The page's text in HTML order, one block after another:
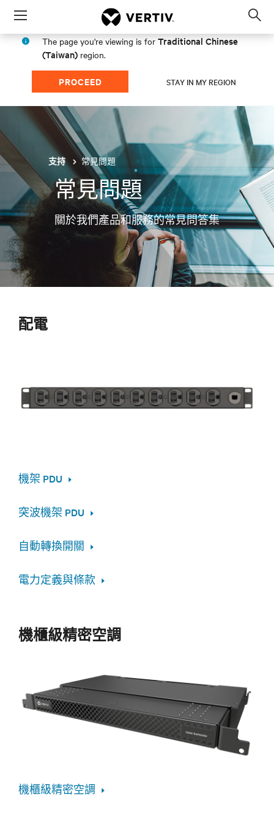
Menu
The page you're viewing is for Traditional Chinese
(Taiwan) region.
PROCEED STAY IN MY REGION
支持 常見問題
常見問題
關於我們產品和服務的常見問答集
配電
機架 PDU
突波機架 PDU
自動轉換開關
電力定義與條款
機櫃級精密空調
機櫃級精密空調